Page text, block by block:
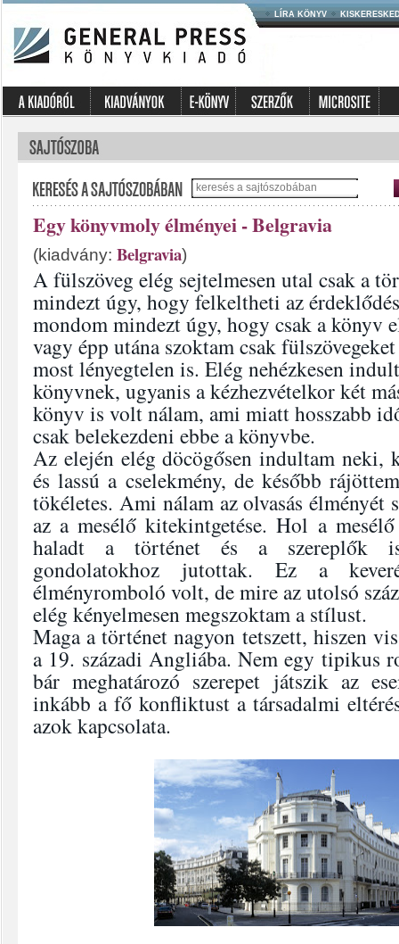
LÍRA KÖNYV
Egy könyvmoly élményei - Belgravia
(kiadvány: Belgravia)
A fülszöveg elég sejtelmesen utal csak a
mindezt úgy, hogy felkeltheti az
mondom mindezt úgy, hogy csak a könyv
vagy épp utána szoktam csak
most lényegtelen is. Elég nehézkesen
könyvnek, ugyanis a kézhezvételkor két
könyv is volt nálam, ami miatt hosszabb
csak belekezdeni ebbe a könyvbe.
Az elején elég döcögősen indultam
és lassú a cselekmény, de később
tökéletes. Ami nálam az olvasás élményét
az a mesélő kitekintgetése. Hol a
haladt a történet és a szereplők
gondolatokhoz jutottak. Ez a
élményromboló volt, de mire az utolsó
elég kényelmesen megszoktam a stílust.
Maga a történet nagyon tetszett, hiszen
a 19. századi Angliába. Nem egy tipikus
bár meghatározó szerepet játszik az
inkább a fő konfliktust a társadalmi
azok kapcsolata.